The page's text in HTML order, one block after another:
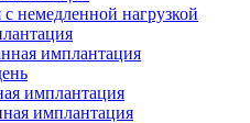
немедленной нагрузкой
имплантация
имплантация
имплантация